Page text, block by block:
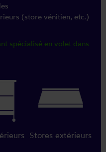
(store vénitien, etc.)
spécialisé en volet dans
Stores extérieurs